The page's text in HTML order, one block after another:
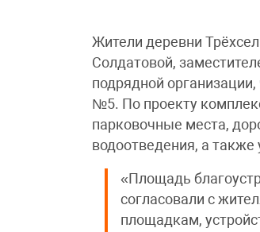
Жители деревни
Солдатовой,
подрядной
№5. По проекту
парковочные места,
водоотведения, а также
«Площадь
согласовали с
площадкам,